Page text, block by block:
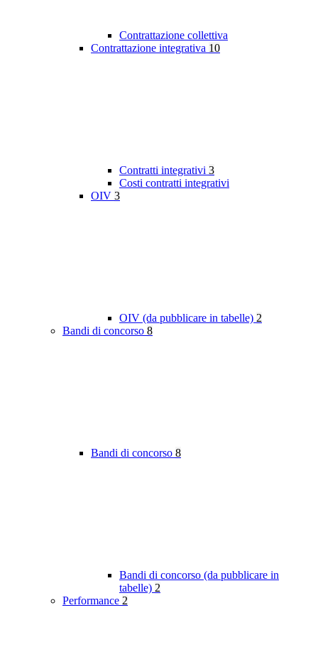
Contrattazione collettiva
Contrattazione integrativa 10
Contratti integrativi 3
Costi contratti integrativi
OIV 3
OIV (da pubblicare in tabelle) 2
Bandi di concorso 8
Bandi di concorso 8
Bandi di concorso (da pubblicare in
tabelle) 2
Performance 2